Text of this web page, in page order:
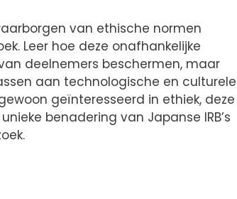
van ethische normen
Leer hoe deze onafhankelijke
deelnemers beschermen, maar
aan technologische en culturele
geïnteresseerd in ethiek, deze
benadering van Japanse IRB’s